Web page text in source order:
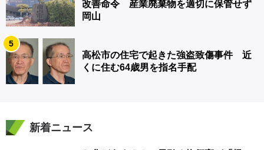
改善命令 産業廃棄物を適切に保管せず
岡山
5
高松市の住宅で起きた強盗致傷事件 近
くに住む64歳男を指名手配
新着ニュース